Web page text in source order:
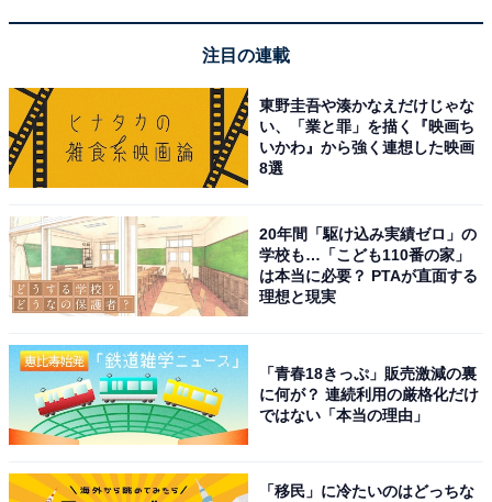
った数少ないハマス幹部らの拠点であるカタールやトル
コといった国にプレッシャーをかけることで、イスラエ
テロ後のイスラエルによる報復攻撃で、パレスチナ自治
区ガザでは4万人以上が巻き添えで殺害されているが、
が高い。そうなれば、ガザ住民の7割を占める女性と子
どもたちが、これ以上、報復によって巻き添えで死亡す
ることはなくなるだろう。
また中東では、2023年に独裁政権だったアサド政権が崩
壊したシリアや、イスラエルと交戦状態にあるイランの
動向にも注目だが、それらもトランプ政権が鍵を握って
スラエルが2025年内に爆撃など行う可能性が高いイラン
注目の連載
東野圭吾や湊かなえだけじゃな
い、「業と罪」を描く『映画ち
いかわ』から強く連想した映画
8選
20年間「駆け込み実績ゼロ」の
学校も…「こども110番の家」
は本当に必要？ PTAが直面する
理想と現実
「青春18きっぷ」販売激減の裏
に何が？ 連続利用の厳格化だけ
ではない「本当の理由」
「移民」に冷たいのはどっちな